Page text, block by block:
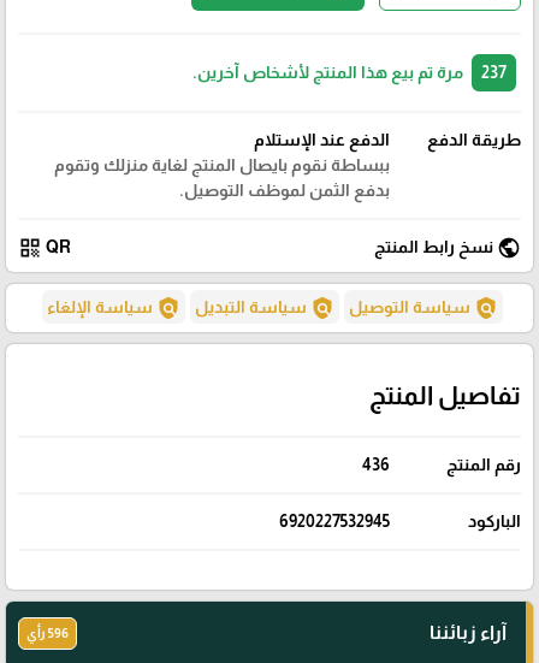
مرة تم بيع هذا المنتج لأشخاص آخرين.
طريقة الدفع
الدفع عند الإستلام
ببساطة نقوم بايصال المنتج لغاية منزلك وتقوم
بدفع الثمن لموظف التوصيل.
public نسخ رابط المنتج QR
qr_code
policy سياسة التوصيل policy سياسة التبديل policy سياسة الإلغاء
تفاصيل المنتج
رقم المنتج 436
الباركود 6920227532945
آراء زبائننا 596 رأي